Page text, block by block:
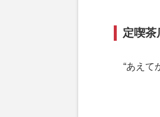
定喫茶
“あえて